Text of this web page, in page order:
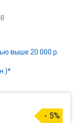
выше 20 000 р.
- 5%